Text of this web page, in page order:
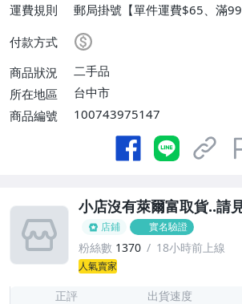
運費規則
郵局掛號【單件運費$65、滿
付款方式
商品狀況
二手品
所在地區
台中市
商品編號
100743975147
小店沒有萊爾富取貨..請
店鋪 實名驗證
粉絲數 1370 18小時前上線
人氣賣家
正評 出貨速度